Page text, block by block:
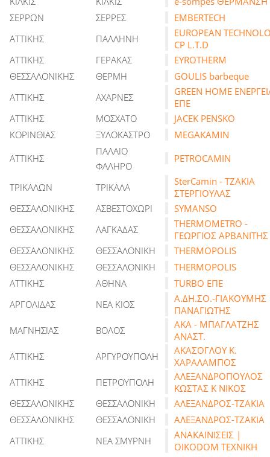
ΣΕΡΡΩΝ
ΣΕΡΡΕΣ
EMBERTECH
ΑΤΤΙΚΗΣ
ΠΑΛΛΗΝΗ
EUROPEAN
CP L.T.D
ΑΤΤΙΚΗΣ
ΓΕΡΑΚΑΣ
EYROTHERM
ΘΕΣΣΑΛΟΝΙΚΗΣ
ΘΕΡΜΗ
GOULIS barbeque
ΑΤΤΙΚΗΣ
ΑΧΑΡΝΕΣ
GREEN HOME
ΕΠΕ
ΑΤΤΙΚΗΣ
ΜΟΣΧΑΤΟ
JACEK PENSKO
ΚΟΡΙΝΘΙΑΣ
ΞΥΛΟΚΑΣΤΡΟ
MEGAKAMIN
ΑΤΤΙΚΗΣ
ΠΑΛΑΙΟ
ΦΑΛΗΡΟ
PETROCAMIN
ΤΡΙΚΑΛΩΝ ΤΡΙΚΑΛΑ
SterCamin - ΤΖΑΚΙΑ
ΣΤΕΡΓΙΟΥΛΑΣ
ΘΕΣΣΑΛΟΝΙΚΗΣ
ΑΣΒΕΣΤΟΧΩΡΙ
SYMANSO
ΘΕΣΣΑΛΟΝΙΚΗΣ
ΛΑΓΚΑΔΑΣ
THERMOMETRO -
ΓΕΩΡΓΙΟΣ ΑΡΒΑΝΙΤΗΣ
ΘΕΣΣΑΛΟΝΙΚΗΣ
ΘΕΣΣΑΛΟΝΙΚΗ
THERMOPOLIS
ΘΕΣΣΑΛΟΝΙΚΗΣ
ΘΕΣΣΑΛΟΝΙΚΗ
THERMOPOLIS
ΑΤΤΙΚΗΣ
ΑΘΗΝΑ
TURBO ΕΠΕ
ΑΡΓΟΛΙΔΑΣ
ΝΕΑ ΚΙΟΣ
Α.ΔΗ.ΣΟ.-ΓΙΑΚΟΥΜΗΣ
ΠΑΝΑΓΙΩΤΗΣ
ΜΑΓΝΗΣΙΑΣ
ΒΟΛΟΣ
ΑΚΑ - ΜΠΑΓΛΑΤΖΗΣ
ΑΝΑΣΤ.
ΑΤΤΙΚΗΣ
ΑΡΓΥΡΟΥΠΟΛΗ
ΑΚΑΣΟΓΛΟΥ Κ.
ΧΑΡΑΛΑΜΠΟΣ
ΑΤΤΙΚΗΣ
ΠΕΤΡΟΥΠΟΛΗ
ΑΛΕΞΑΝΔΡΟΠΟΥΛΟΣ
ΚΩΣΤΑΣ Κ ΝΙΚΟΣ
ΘΕΣΣΑΛΟΝΙΚΗΣ
ΘΕΣΣΑΛΟΝΙΚΗ
ΑΛΕΞΑΝΔΡΟΣ-ΤΖΑΚΙΑ
ΘΕΣΣΑΛΟΝΙΚΗΣ
ΘΕΣΣΑΛΟΝΙΚΗ
ΑΛΕΞΑΝΔΡΟΣ-ΤΖΑΚΙΑ
ΑΤΤΙΚΗΣ
ΝΕΑ ΣΜΥΡΝΗ
ΑΝΑΚΑΙΝΙΣΕΙΣ |
OIKODOM ΤΕΧΝΙΚΗ